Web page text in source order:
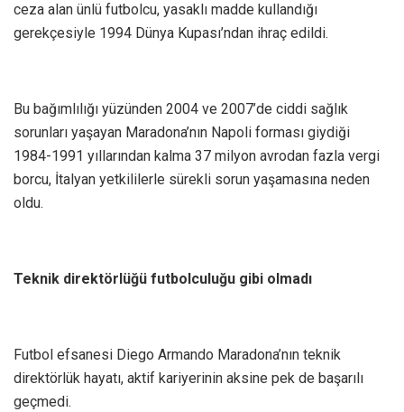
ceza alan ünlü futbolcu, yasaklı madde kullandığı
gerekçesiyle 1994 Dünya Kupası’ndan ihraç edildi.
Bu bağımlılığı yüzünden 2004 ve 2007’de ciddi sağlık
sorunları yaşayan Maradona’nın Napoli forması giydiği
1984-1991 yıllarından kalma 37 milyon avrodan fazla vergi
borcu, İtalyan yetkililerle sürekli sorun yaşamasına neden
oldu.
Teknik direktörlüğü futbolculuğu gibi olmadı
Futbol efsanesi Diego Armando Maradona’nın teknik
direktörlük hayatı, aktif kariyerinin aksine pek de başarılı
geçmedi.